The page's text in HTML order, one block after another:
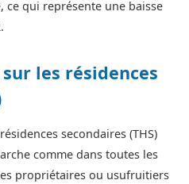
ce qui représente une baisse
les résidences
secondaires (THS)
comme dans toutes les
propriétaires ou usufruitiers